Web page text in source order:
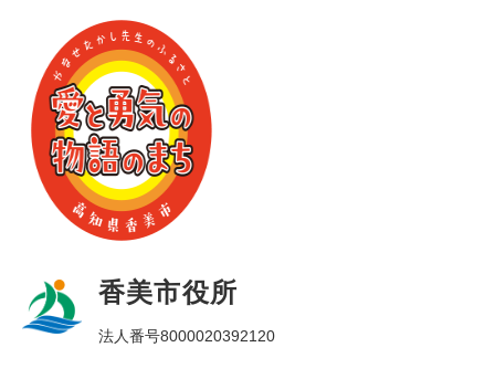
香美市役所
法人番号8000020392120